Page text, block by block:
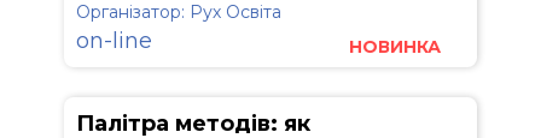
Організатор: Рух Освіта
on-line НОВИНКА
Палітра методів: як